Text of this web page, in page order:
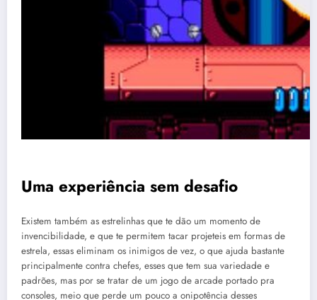
Uma experiência sem desafio
Existem também as estrelinhas que te dão um momento de
invencibilidade, e que te permitem tacar projeteis em formas de
estrela, essas eliminam os inimigos de vez, o que ajuda bastante
principalmente contra chefes, esses que tem sua variedade e
padrões, mas por se tratar de um jogo de arcade portado pra
consoles, meio que perde um pouco a onipotência desses